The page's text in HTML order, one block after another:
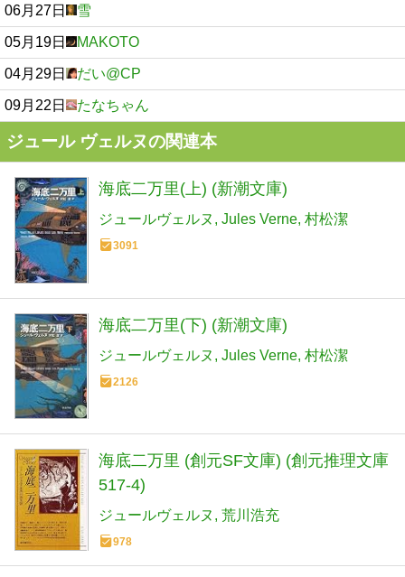
06月27日 雪
05月19日 MAKOTO
04月29日 だい@CP
09月22日 たなちゃん
ジュール ヴェルヌの関連本
海底二万里(上) (新潮文庫)
ジュールヴェルヌ Jules Verne 村松潔
3091
海底二万里(下) (新潮文庫)
ジュールヴェルヌ Jules Verne 村松潔
2126
海底二万里 (創元SF文庫) (創元推理文庫
517-4)
ジュールヴェルヌ 荒川浩充
978